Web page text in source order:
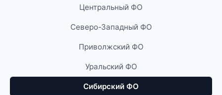
Центральный ФО
Северо-Западный ФО
Приволжский ФО
Уральский ФО
Сибирский ФО